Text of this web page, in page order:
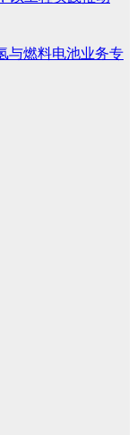
与燃料电池业务专